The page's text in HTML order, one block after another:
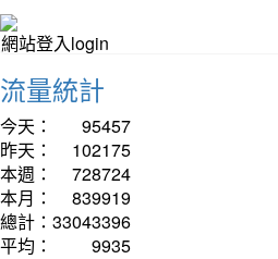
網站登入login
流量統計
今天：
95457
昨天：
102175
本週：
728724
本月：
839919
總計： 33043396
平均：
9935